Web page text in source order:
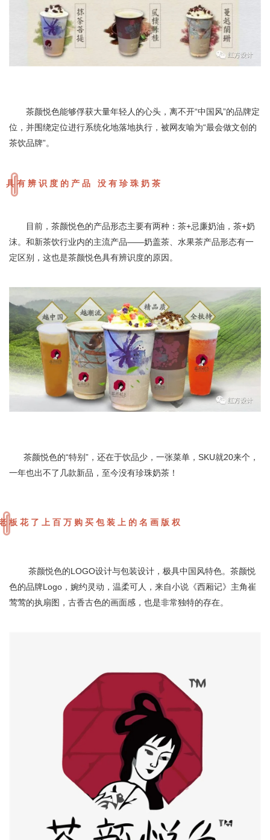
茶颜悦色能够俘获大量年轻人的心头，离不开“中国风”的品牌定
位，并围绕定位进行系统化地落地执行，被网友喻为“最会做文创的
茶饮品牌”。
具有辨识度的产品 没有珍珠奶茶
目前，茶颜悦色的产品形态主要有两种：茶+忌廉奶油，茶+奶
沫。和新茶饮行业内的主流产品——奶盖茶、水果茶产品形态有一
定区别，这也是茶颜悦色具有辨识度的原因。
茶颜悦色的“特别”，还在于饮品少，一张菜单，SKU就20来个，
一年也出不了几款新品，至今没有珍珠奶茶！
板花了上百万购买包装上的名画版权
茶颜悦色的LOGO设计与包装设计，极具中国风特色。茶颜悦
色的品牌Logo，婉约灵动，温柔可人，来自小说《西厢记》主角崔
莺莺的执扇图，古香古色的画面感，也是非常独特的存在。